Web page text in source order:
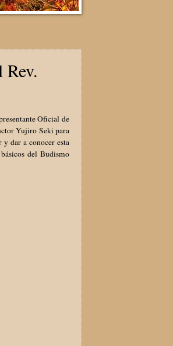
Oficial de
Yujiro Seki para
y dar a conocer esta
del Budismo